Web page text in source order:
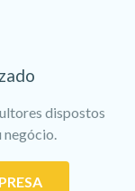
dispostos
negócio.